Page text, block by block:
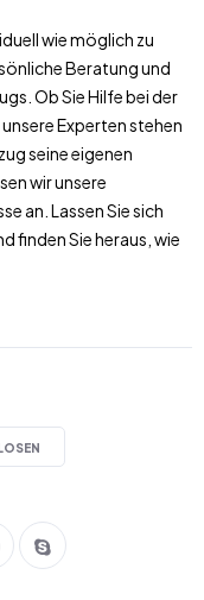
wie möglich zu
Beratung und
Ob Sie Hilfe bei der
Experten stehen
seine eigenen
wir unsere
an. Lassen Sie sich
finden Sie heraus, wie